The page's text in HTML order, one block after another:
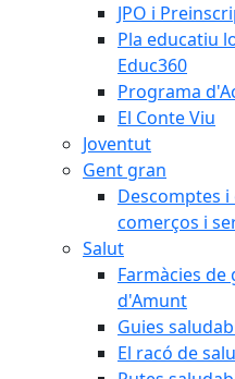
JPO i
Pla educatiu
Educ360
Programa
El Conte Viu
Joventut
Gent gran
Descomptes
comerços i
Salut
Farmàcies
d'Amunt
Guies
El racó de